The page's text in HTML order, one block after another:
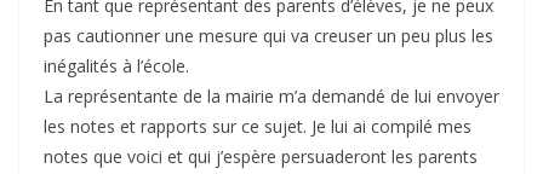
En tant que représentant des parents d’élèves, je ne peux
pas cautionner une mesure qui va creuser un peu plus les
inégalités à l’école.
La représentante de la mairie m’a demandé de lui envoyer
les notes et rapports sur ce sujet. Je lui ai compilé mes
notes que voici et qui j’espère persuaderont les parents